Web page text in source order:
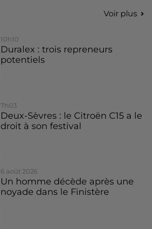
Voir plus
10h10
Duralex : trois repreneurs
potentiels
7h03
Deux-Sèvres : le Citroën C15 a le
droit à son festival
6 août 2026
Un homme décède après une
noyade dans le Finistère